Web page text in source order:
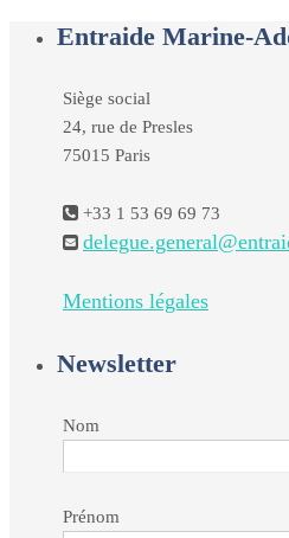
Entraide Marine-
Siège social
24, rue de Presles
75015 Paris
+33 1 53 69 69 73
Mentions légales
Newsletter
Nom
Prénom